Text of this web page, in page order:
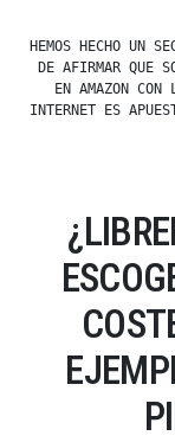
HEMOS HECHO UN
DE AFIRMAR QUE
EN AMAZON CON
INTERNET ES